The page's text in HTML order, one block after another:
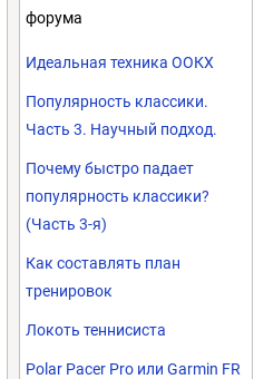
форума
Идеальная техника ООКХ
Популярность классики.
Часть 3. Научный подход.
Почему быстро падает
популярность классики?
(Часть 3-я)
Как составлять план
тренировок
Локоть теннисиста
Polar Pacer Pro или Garmin FR